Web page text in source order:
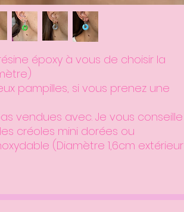
époxy à vous de choisir la
pampilles, si vous prenez une
vendues avec. Je vous conseille
créoles mini dorées ou
(Diamètre 1,6cm extérieur